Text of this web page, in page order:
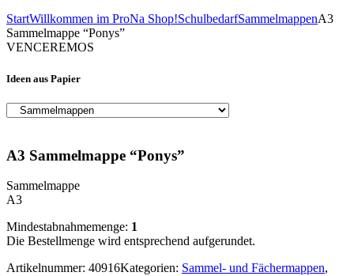
StartWillkommen im ProNa Shop!SchulbedarfSammelmappenA3
Sammelmappe “Ponys”
VENCEREMOS
Ideen aus Papier
A3 Sammelmappe “Ponys”
Sammelmappe
A3
Mindestabnahmemenge: 1
Die Bestellmenge wird entsprechend aufgerundet.
Artikelnummer: 40916Kategorien: Sammel- und Fächermappen,